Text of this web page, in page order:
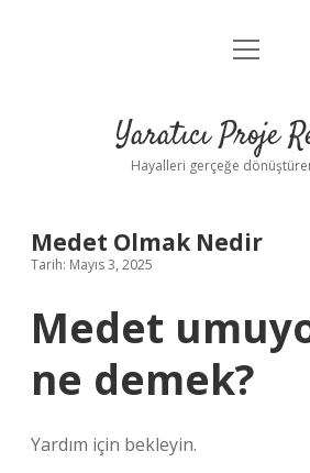
Anasayfa
Yasal Uyarı
menüyü
Yaratıcı Proje
Hayalleri gerçeğe
Medet Olmak Nedir
Tarih: Mayıs 3, 2025
Medet
ne demek?
Yardım için bekleyin.